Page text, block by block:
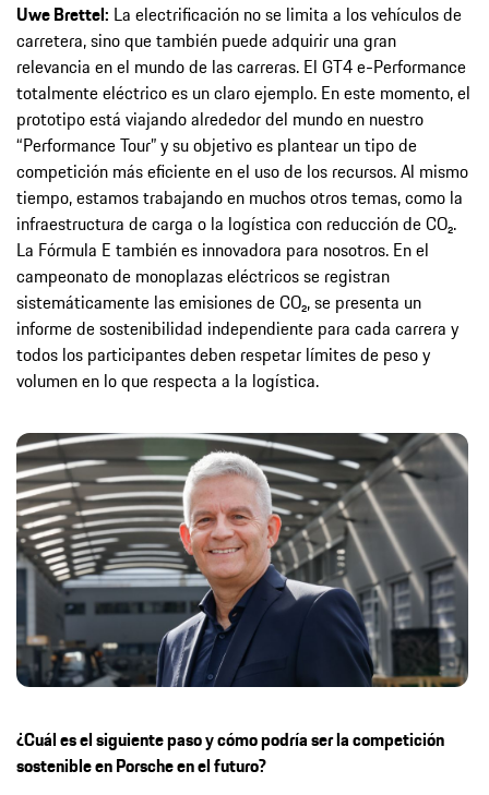
Uwe Brettel: La electrificación no se limita a los vehículos de
carretera, sino que también puede adquirir una gran
relevancia en el mundo de las carreras. El GT4 e-Performance
totalmente eléctrico es un claro ejemplo. En este momento, el
prototipo está viajando alrededor del mundo en nuestro
“Performance Tour” y su objetivo es plantear un tipo de
competición más eficiente en el uso de los recursos. Al mismo
tiempo, estamos trabajando en muchos otros temas, como la
infraestructura de carga o la logística con reducción de CO₂.
La Fórmula E también es innovadora para nosotros. En el
campeonato de monoplazas eléctricos se registran
sistemáticamente las emisiones de CO₂, se presenta un
informe de sostenibilidad independiente para cada carrera y
todos los participantes deben respetar límites de peso y
volumen en lo que respecta a la logística.
¿Cuál es el siguiente paso y cómo podría ser la competición
sostenible en Porsche en el futuro?